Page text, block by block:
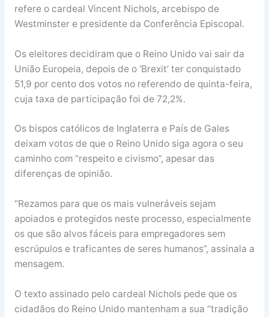
refere o cardeal Vincent Nichols, arcebispo de
Westminster e presidente da Conferência Episcopal.
Os eleitores decidiram que o Reino Unido vai sair da
União Europeia, depois de o ‘Brexit’ ter conquistado
51,9 por cento dos votos no referendo de quinta-feira,
cuja taxa de participação foi de 72,2%.
Os bispos católicos de Inglaterra e País de Gales
deixam votos de que o Reino Unido siga agora o seu
caminho com “respeito e civismo”, apesar das
diferenças de opinião.
“Rezamos para que os mais vulneráveis sejam
apoiados e protegidos neste processo, especialmente
os que são alvos fáceis para empregadores sem
escrúpulos e traficantes de seres humanos”, assinala a
mensagem.
O texto assinado pelo cardeal Nichols pede que os
cidadãos do Reino Unido mantenham a sua “tradição